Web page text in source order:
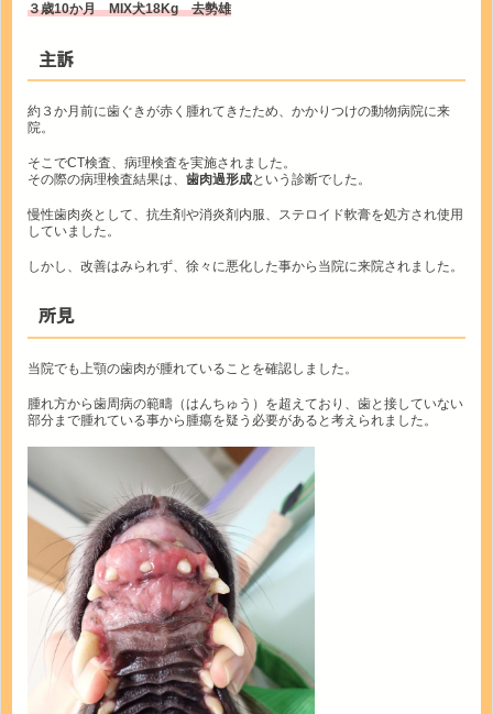
３歳10か月 MIX犬18Kg 去勢雄
主訴
約３か月前に歯ぐきが赤く腫れてきたため、かかりつけの動物病院に来
院。
そこでCT検査、病理検査を実施されました。
その際の病理検査結果は、 歯肉過形成という診断でした。
慢性歯肉炎として、抗生剤や消炎剤内服、ステロイド軟膏を処方され使用
していました。
しかし、改善はみられず、徐々に悪化した事から当院に来院されました。
所見
当院でも上顎の歯肉が腫れていることを確認しました。
腫れ方から歯周病の範疇（はんちゅう）を超えており、歯と接していない
部分まで腫れている事から腫瘍を疑う必要があると考えられました。